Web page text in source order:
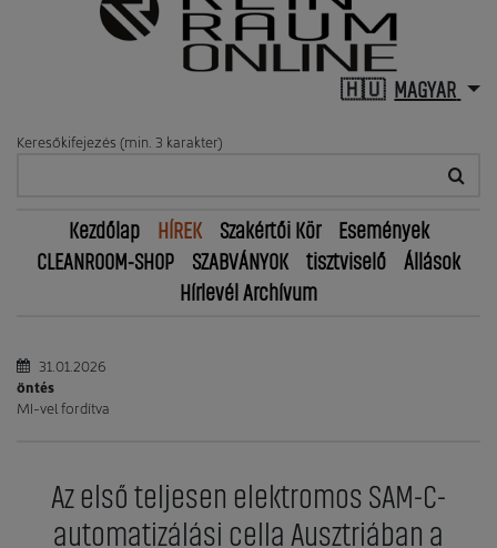
MAGYAR
Keresőkifejezés (min. 3 karakter)
Kezdőlap HÍREK Szakértői Kör
Események
CLEANROOM-SHOP
SZABVÁNYOK tisztviselő
Állások
Hírlevél Archívum
31.01.2026
öntés
MI-vel fordítva
Az első teljesen elektromos SAM-C-
automatizálási cella Ausztriában a